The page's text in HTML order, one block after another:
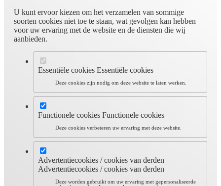
U kunt ervoor kiezen om het verzamelen van sommige
soorten cookies niet toe te staan, wat gevolgen kan hebben
voor uw ervaring met de website en de diensten die wij
aanbieden.
Essentiële cookies Essentiële cookies
Deze cookies zijn nodig om deze website te laten werken.
Functionele cookies Functionele cookies
Deze cookies verbeteren uw ervaring met deze website.
Advertentiecookies / cookies van derden
Advertentiecookies / cookies van derden
Deze worden gebruikt om uw ervaring met gepersonaliseerde